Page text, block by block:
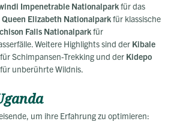
Impenetrable Nationalparkfür das
Queen Elizabeth Nationalparkfür klassische
Falls Nationalparkfür
Weitere Highlights sind der Kibale
für Schimpansen-Trekking und der Kidepo
für unberührte Wildnis.
um ihre Erfahrung zu optimieren: